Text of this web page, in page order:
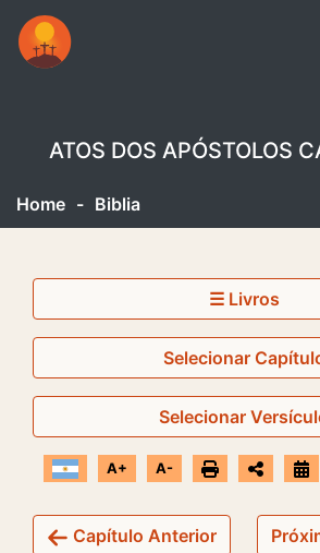
ATOS DOS APÓSTOLOS
Home - Biblia
☰ Livros
Selecionar
Selecionar
A+ A-
Capítulo Anterior